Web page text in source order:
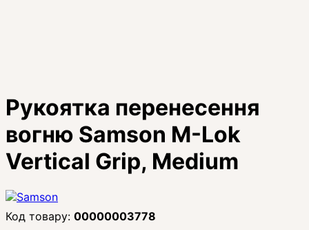
Рукоятка перенесення
вогню Samson M-Lok
Vertical Grip, Medium
00000003778